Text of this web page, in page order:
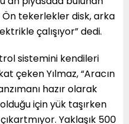
tekerlekler disk, arka
çalışıyor” dedi.
sistemini kendileri
çeken Yılmaz, “Aracın
hazır olarak
için yük taşırken
Yaklaşık 500